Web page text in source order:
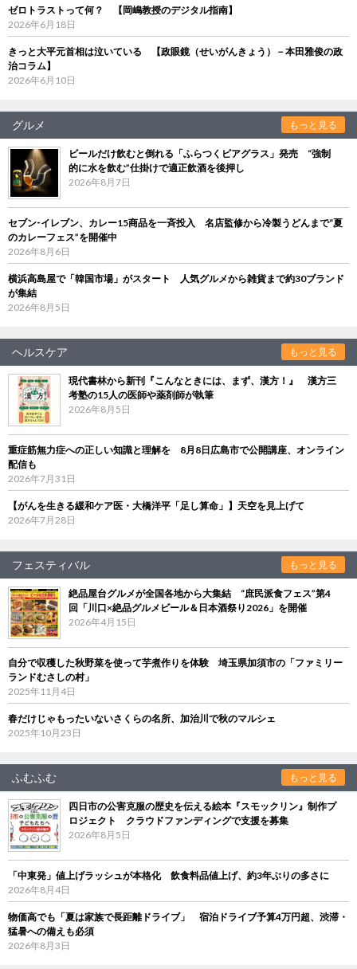
ゼロトラストって何？ 【岡嶋教授のデジタル指南】
2026年6月18日
きっと大平元首相は泣いている 【政眼鏡（せいがんきょう）－本田雅俊の政
治コラム】
2026年6月10日
グルメ もっと見る
ビールだけ飲むと倒れる「ふらつくビアグラス」発売 “強制
的に水を飲む”仕掛けで適正飲酒を後押し
2026年8月7日
セブン‐イレブン、カレー15商品を一斉投入 名店監修から冷製うどんまで“夏
のカレーフェス”を開催中
2026年8月6日
横浜高島屋で「韓国市場」がスタート 人気グルメから雑貨まで約30ブランド
が集結
2026年8月5日
ヘルスケア もっと見る
現代書林から新刊『こんなときには、まず、漢方！』 漢方三
考塾の15人の医師や薬剤師が執筆
2026年8月5日
重症筋無力症への正しい知識と理解を 8月8日広島市で公開講座、オンライン
配信も
2026年7月31日
【がんを生きる緩和ケア医・大橋洋平「足し算命」】天空を見上げて
2026年7月28日
フェスティバル もっと見る
絶品屋台グルメが全国各地から大集結 “庶民派食フェス”第4
回「川口×絶品グルメビール＆日本酒祭り2026」を開催
2026年4月15日
自分で収穫した秋野菜を使って芋煮作りを体験 埼玉県加須市の「ファミリー
ランドむさしの村」
2025年11月4日
春だけじゃもったいないさくらの名所、加治川で秋のマルシェ
2025年10月23日
ふむふむ もっと見る
四日市の公害克服の歴史を伝える絵本『スモックリン』制作プ
ロジェクト クラウドファンディングで支援を募集
2026年8月5日
「中東発」値上げラッシュが本格化 飲食料品値上げ、約3年ぶりの多さに
2026年8月4日
物価高でも「夏は家族で長距離ドライブ」 宿泊ドライブ予算4万円超、渋滞・
猛暑への備えも必須
2026年8月3日